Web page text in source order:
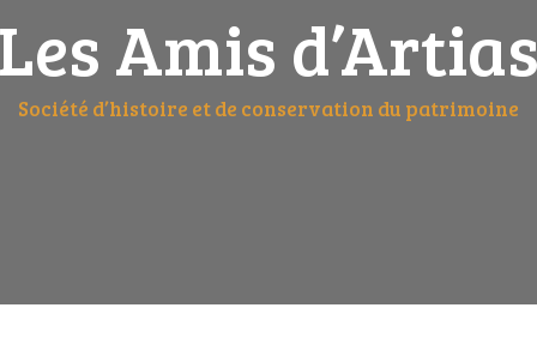
Les Amis
Société d’histoire et de conservation du patrimoine